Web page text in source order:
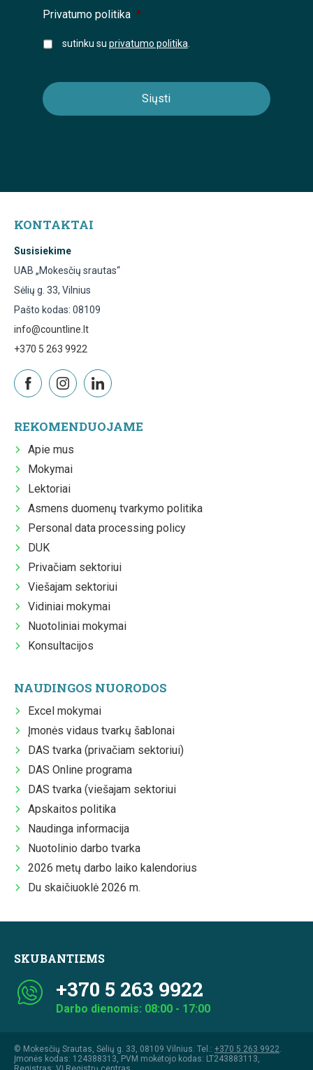
Privatumo politika *
sutinku su privatumo politika
KONTAKTAI
Susisiekime
UAB „Mokesčių srautas“
Sėlių g. 33, Vilnius
Pašto kodas: 08109
info@countline.lt
+370 5 263 9922
REKOMENDUOJAME
Apie mus
Mokymai
Lektoriai
Asmens duomenų tvarkymo politika
Personal data processing policy
DUK
Privačiam sektoriui
Viešajam sektoriui
Vidiniai mokymai
Nuotoliniai mokymai
Konsultacijos
NAUDINGOS NUORODOS
Excel mokymai
Įmonės vidaus tvarkų šablonai
DAS tvarka (privačiam sektoriui)
DAS Online programa
DAS tvarka (viešajam sektoriui
Apskaitos politika
Naudinga informacija
Nuotolinio darbo tvarka
2026 metų darbo laiko kalendorius
Du skaičiuoklė 2026 m.
SKUBANTIEMS
+370 5 263 9922
Darbo dienomis: 08:00 - 17:00
© Mokesčių Srautas, Sėlių g. 33, 08109 Vilnius. Tel.: +370 5 263 9922
Įmonės kodas: 124388313, PVM mokėtojo kodas: LT243883113,